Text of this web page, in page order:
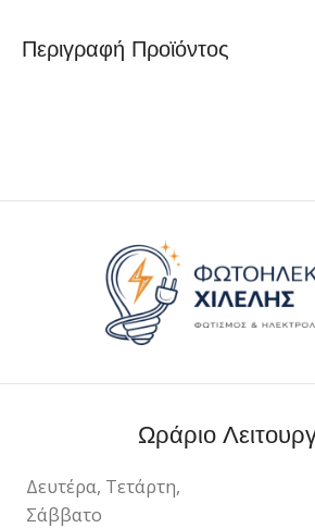
Περιγραφή Προϊόντος
Ωράριο
Δευτέρα, Τετάρτη,
Σάββατο